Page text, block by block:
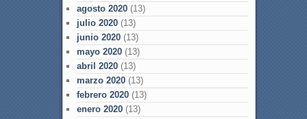
agosto 2020(13)
julio 2020(13)
junio 2020(13)
mayo 2020(13)
abril 2020(13)
marzo 2020(13)
febrero 2020(13)
enero 2020(13)